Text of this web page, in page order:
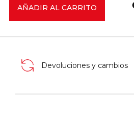
AÑADIR AL CARRITO
Devoluciones y cambios